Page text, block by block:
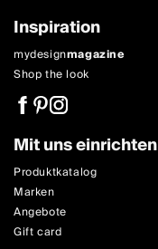
Inspiration
mydesignmagazine
Shop the look
Mit uns einrichten
Produktkatalog
Marken
Angebote
Gift card